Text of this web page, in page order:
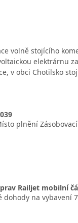
volně stojícího
elektrárnu
v obci Chotilsko
plnění Zásobovací
Railjet mobilní
na vybavení